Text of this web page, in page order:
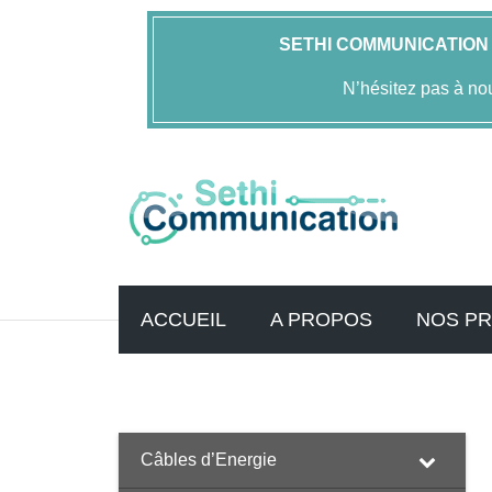
SETHI
N’hésitez pas à
ACCUEIL A PROPOS NOS
Accueil Bretelles / Jumpers Bretelles 1/2" Superflex 4.3-
Câbles d’Energie